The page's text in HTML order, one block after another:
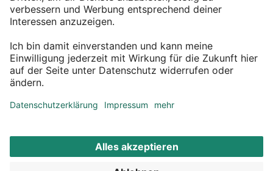
Über DEPOT
Kontakt
Aktionsbedingungen